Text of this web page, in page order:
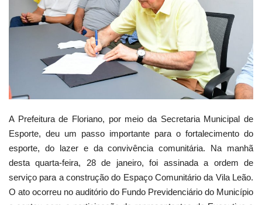
Contato
A Prefeitura de Floriano, por meio da Secretaria Municipal de
Esporte, deu um passo importante para o fortalecimento do
esporte, do lazer e da convivência comunitária. Na manhã
desta quarta-feira, 28 de janeiro, foi assinada a ordem de
serviço para a construção do Espaço Comunitário da Vila Leão.
O ato ocorreu no auditório do Fundo Previdenciário do Município